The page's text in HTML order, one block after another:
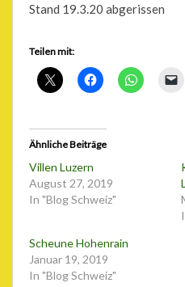
Stand 19.3.20 abgerissen
Teilen mit:
Ähnliche Beiträge
Villen Luzern
August 27, 2019
In "Blog Schweiz"
Scheune Hohenrain
Januar 19, 2019
In "Blog Schweiz"